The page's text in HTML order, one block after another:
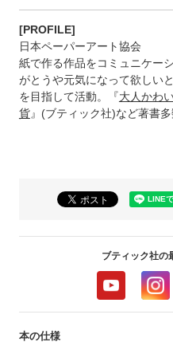
[PROFILE]
日本ペーパーアート協会
紙で作る作品をコミュニケー
がとうや元気になって欲しい
を目指して活動。『大人かわ
貨』(ブティック社)など著書多
ブティック社の
本の仕様